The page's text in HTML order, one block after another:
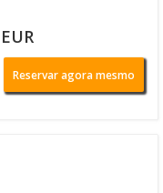
Reservar agora mesmo